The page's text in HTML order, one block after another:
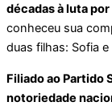
décadas à luta
conheceu sua
duas filhas: Sofia e
Filiado ao Partido
notoriedade